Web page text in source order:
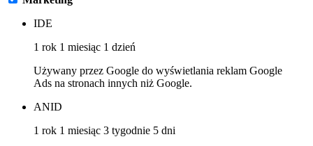
IDE
1 rok 1 miesiąc 1 dzień
Używany przez Google do wyświetlania reklam Google
Ads na stronach innych niż Google.
ANID
1 rok 1 miesiąc 3 tygodnie 5 dni